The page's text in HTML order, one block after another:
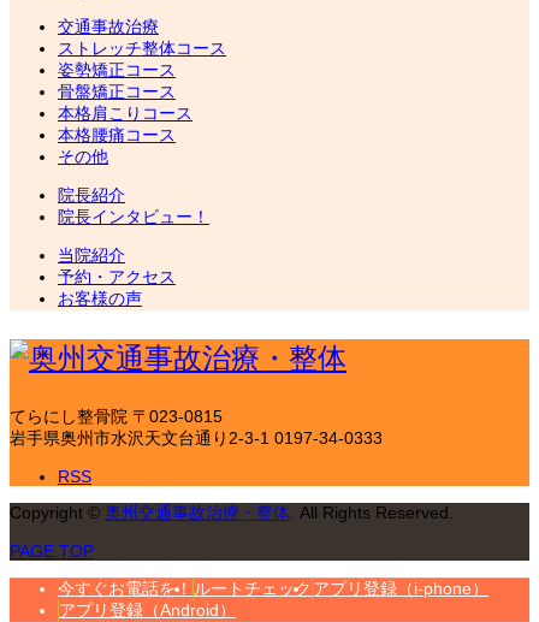
交通事故治療
ストレッチ整体コース
姿勢矯正コース
骨盤矯正コース
本格肩こりコース
本格腰痛コース
その他
院長紹介
院長インタビュー！
当院紹介
予約・アクセス
お客様の声
てらにし整骨院 〒023-0815
岩手県奥州市水沢天文台通り2-3-1 0197-34-0333
RSS
Copyright © 奥州交通事故治療・整体 . All Rights Reserved.
PAGE TOP
今すぐお電話を！ ルートチェック アプリ登録（i-phone）
アプリ登録（Android）